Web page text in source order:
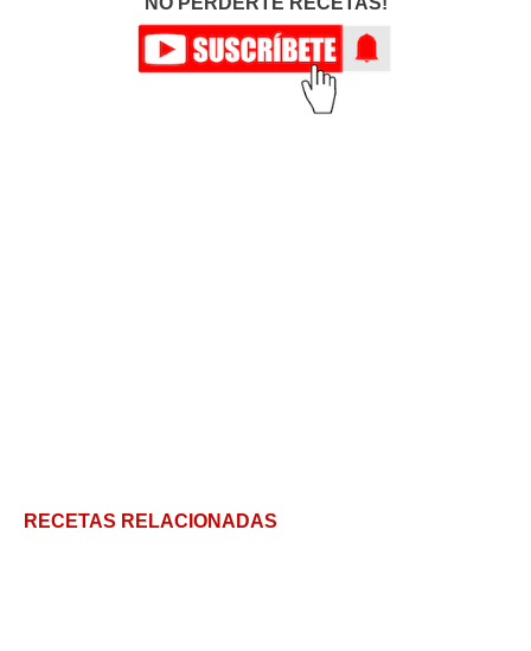
RECETAS RELACIONADAS